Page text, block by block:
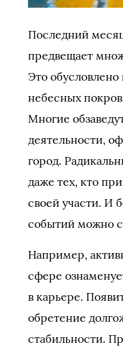
Последний
предвещает
Это
небесных
Многие
деятельности,
город.
даже тех, кто
своей участи. И
событий можно
Например,
сфере
в карьере.
обретение
стабильности.